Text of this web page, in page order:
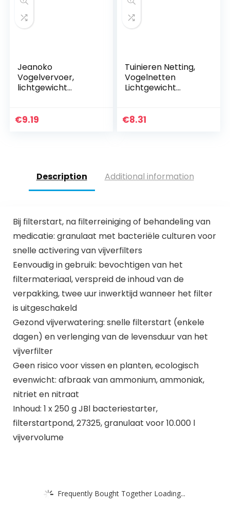
&
zwembad/vijvernet
/ 9961550
Jeanoko
Vogelvervoer,
lichtgewicht
Nylon Vijver Netting
€9.19
Tuinieren Netting,
Vogelnetten
Lichtgewicht
Corrosiebestendig
€8.31
Description Additional information
Bij filterstart, na filterreiniging of behandeling van
medicatie: granulaat met bacteriële culturen voor
snelle activering van vijverfilters
Eenvoudig in gebruik: bevochtigen van het
filtermateriaal, verspreid de inhoud van de
verpakking, twee uur inwerktijd wanneer het filter
is uitgeschakeld
Gezond vijverwatering: snelle filterstart (enkele
dagen) en verlenging van de levensduur van het
vijverfilter
Geen risico voor vissen en planten, ecologisch
evenwicht: afbraak van ammonium, ammoniak,
nitriet en nitraat
Inhoud: 1 x 250 g JBl bacteriestarter,
filterstartpond, 27325, granulaat voor 10.000 l
vijvervolume
Frequently Bought Together Loading...